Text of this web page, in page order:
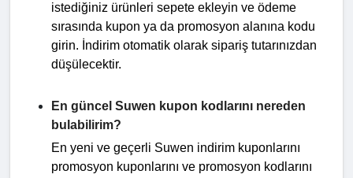
istediğiniz ürünleri sepete ekleyin ve ödeme
sırasında kupon ya da promosyon alanına kodu
girin. İndirim otomatik olarak sipariş tutarınızdan
düşülecektir.
En güncel Suwen kupon kodlarını nereden
bulabilirim?
En yeni ve geçerli Suwen indirim kuponlarını
promosyon kuponlarını ve promosyon kodlarını